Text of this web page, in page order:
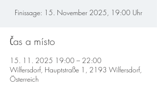
Finissage: 15. November 2025, 19:00 Uhr
Čas a místo
15. 11. 2025 19:00 – 22:00
Wilfersdorf, Hauptstraße 1, 2193 Wilfersdorf,
Österreich